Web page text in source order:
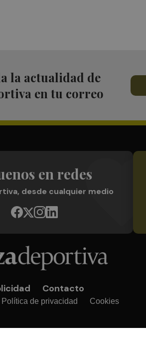
la actualidad de
en tu correo
en redes
desde cualquier medio
Contacto
Política de privacidad Cookies